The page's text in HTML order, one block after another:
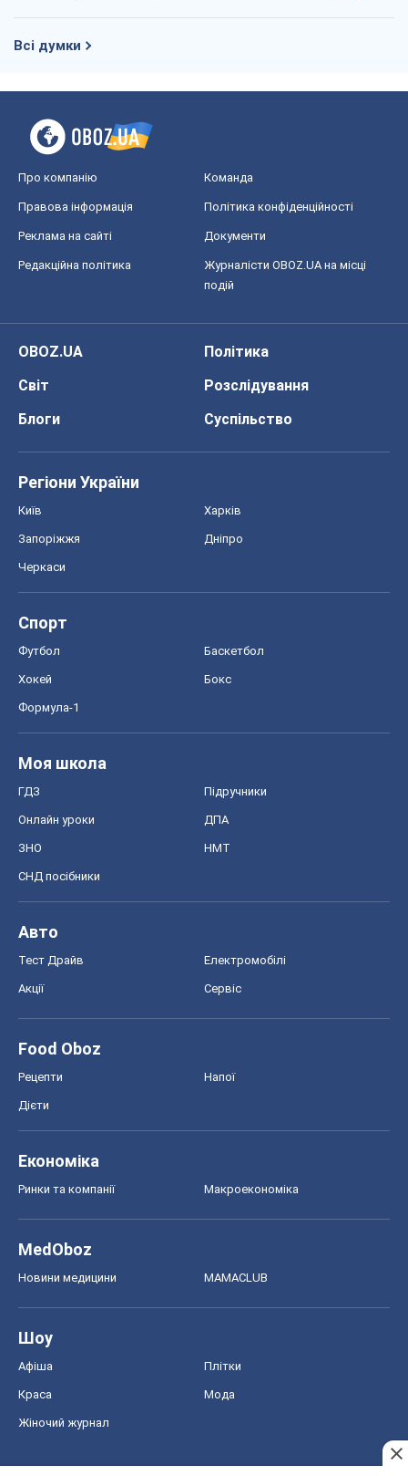
Всі думки
Про компанію Команда
Правова інформація Політика конфіденційності
Реклама на сайті Документи
Редакційна політика
Журналісти OBOZ.UA на місці
подій
OBOZ.UA
Політика
Світ
Розслідування
Блоги
Суспільство
Регіони України
Київ Харків
Запоріжжя Дніпро
Черкаси
Спорт
Футбол Баскетбол
Хокей Бокс
Формула-1
Моя школа
ГДЗ Підручники
Онлайн уроки ДПА
ЗНО НМТ
СНД посібники
Авто
Тест Драйв Електромобілі
Акції Сервіс
Food Oboz
Рецепти Напої
Дієти
Економіка
Ринки та компанії Макроекономіка
MedOboz
Новини медицини MAMACLUB
Шоу
Афіша Плітки
Краса Мода
Жіночий журнал